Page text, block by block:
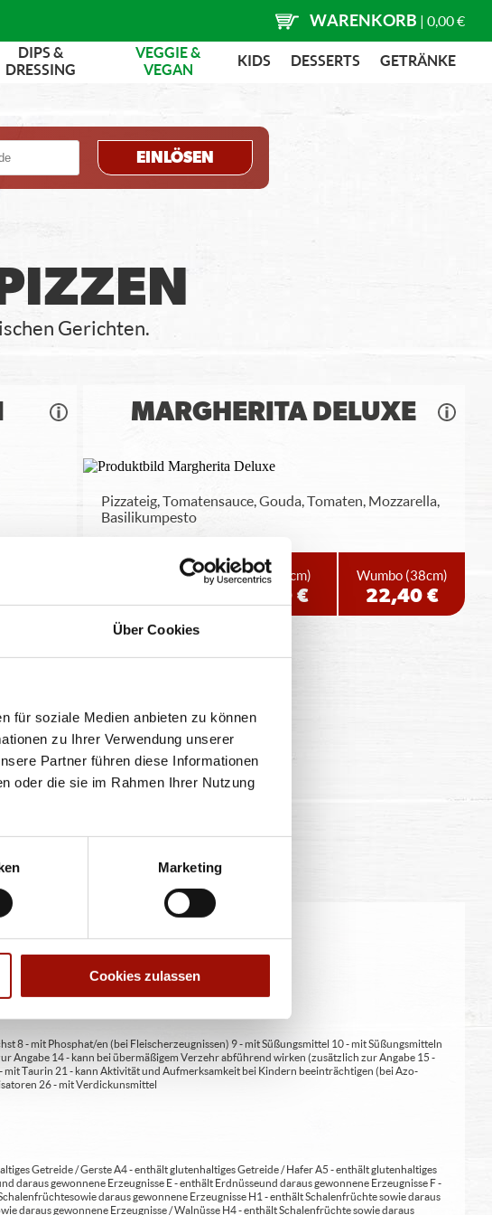
Über Cookies
für soziale Medien anbieten zu können
zu Ihrer Verwendung unserer
Partner führen diese Informationen
oder die sie im Rahmen Ihrer Nutzung
Marketing
Cookies zulassen
WARENKORB | 0,00 €
DIPS &
DRESSING
VEGGIE &
VEGAN
KIDS DESSERTS GETRÄNKE
EINLÖSEN
Gerichten.
MARGHERITA DELUXE
Pizzateig, Tomatensauce, Gouda, Tomaten, Mozzarella,
Basilikumpesto
(26cm) Maxi(32cm)
16,90 €
Wumbo (38cm)
22,40 €
durch die Zubereitung geringfügig variieren.
8 - mit Phosphat/en (bei Fleischerzeugnissen) 9 - mit Süßungsmittel 10 - mit Süßungsmitteln
Angabe 14 - kann bei übermäßigem Verzehr abführend wirken (zusätzlich zur Angabe 15 -
Taurin 21 - kann Aktivität und Aufmerksamkeit bei Kindern beeinträchtigen (bei Azo-
26 - mit Verdickunsmittel
Getreide / Gerste A4 - enthält glutenhaltiges Getreide / Hafer A5 - enthält glutenhaltiges
daraus gewonnene Erzeugnisse E - enthält Erdnüsse und daraus gewonnene Erzeugnisse F -
sowie daraus gewonnene Erzeugnisse H1 - enthält Schalenfrüchte sowie daraus
daraus gewonnene Erzeugnisse / Walnüsse H4 - enthält Schalenfrüchte sowie daraus